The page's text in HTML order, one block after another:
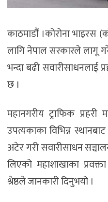
काठमाडौं ।कोरोना
लागि नेपाल सरकारले लागू
भन्दा बढी सवारीसाधनलाई
छ ।
महानगरीय ट्राफिक प्रहरी
उपत्यकाका विभिन्न
अटेर गरी सवारीसाधन
लिएको महाशाखाका
श्रेष्ठले जानकारी दिनुभयो ।